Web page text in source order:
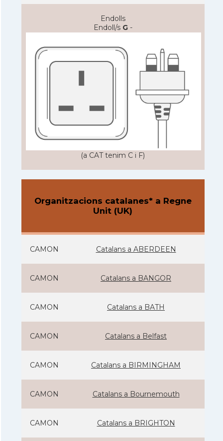
Endolls
Endoll/s G-
(a CAT tenim C i F)
Organitzacions catalanes* a Regne
Unit (UK)
CAMON Catalans a ABERDEEN
CAMON Catalans a BANGOR
CAMON Catalans a BATH
CAMON Catalans a Belfast
CAMON Catalans a BIRMINGHAM
CAMON Catalans a Bournemouth
CAMON Catalans a BRIGHTON